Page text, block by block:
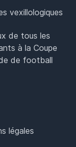
vexillologiques
de tous les
à la Coupe
de football
légales